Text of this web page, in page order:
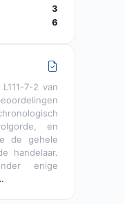
3
6
7-2 van
en
de gehele
handelaar.
enige